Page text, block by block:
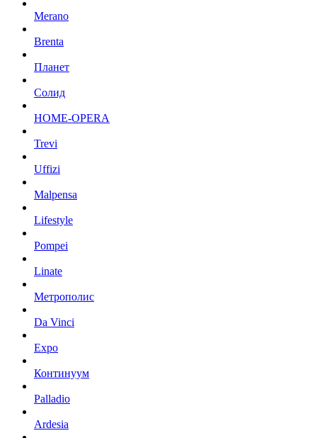
Merano
Brenta
Планет
Солид
HOME-OPERA
Trevi
Uffizi
Malpensa
Lifestyle
Pompei
Linate
Метрополис
Da Vinci
Expo
Континуум
Palladio
Ardesia